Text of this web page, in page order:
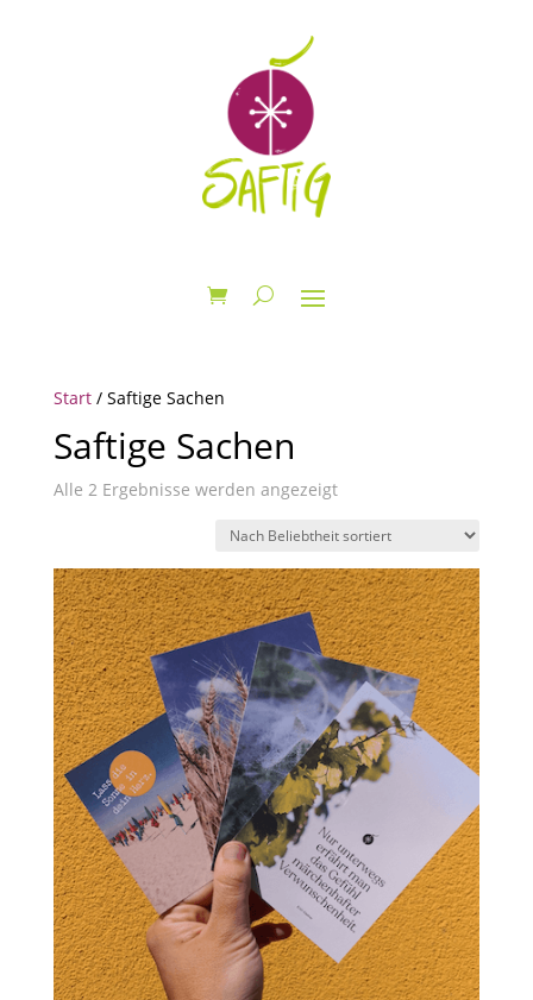
Start/ Saftige Sachen
Saftige Sachen
Alle 2 Ergebnisse werden angezeigtNach
sortiert